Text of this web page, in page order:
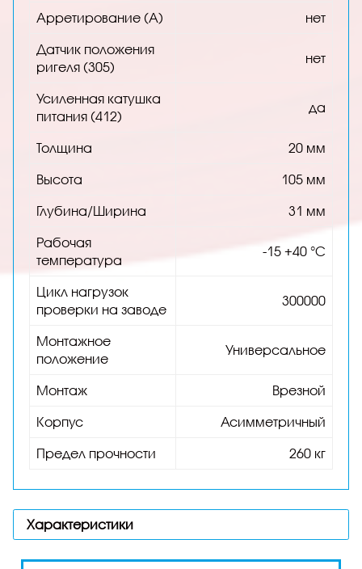
Арретирование (A) нет
Датчик положения
ригеля (305)
нет
Усиленная катушка
питания (412)
да
Толщина 20 мм
Высота 105 мм
Глубина/Ширина 31 мм
Рабочая
температура
-15 +40 °С
Цикл нагрузок
проверки на заводе
300000
Монтажное
положение
Универсальное
Монтаж Врезной
Корпус Асимметричный
Предел прочности 260 кг
Характеристики